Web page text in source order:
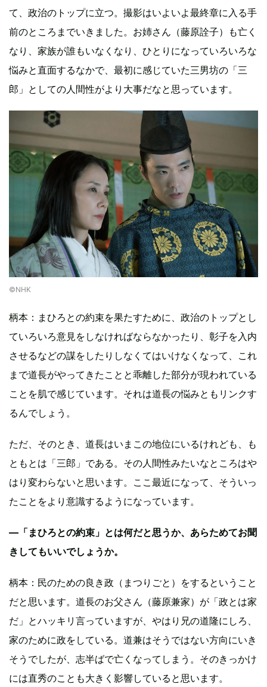
て、政治のトップに立つ。撮影はいよいよ最終章に入る手
前のところまでいきました。お姉さん（藤原詮子）も亡く
なり、家族が誰もいなくなり、ひとりになっていろいろな
悩みと直面するなかで、最初に感じていた三男坊の「三
郎」としての人間性がより大事だなと思っています。
©︎NHK
柄本：まひろとの約束を果たすために、政治のトップとし
ていろいろ意見をしなければならなかったり、彰子を入内
させるなどの謀をしたりしなくてはいけなくなって、これ
まで道長がやってきたことと乖離した部分が現われている
ことを肌で感じています。それは道長の悩みともリンクす
るんでしょう。
ただ、そのとき、道長はいまこの地位にいるけれども、も
ともとは「三郎」である。その人間性みたいなところはや
はり変わらないと思います。ここ最近になって、そういっ
たことをより意識するようになっています。
―「まひろとの約束」とは何だと思うか、あらためてお聞
きしてもいいでしょうか。
柄本：民のための良き政（まつりごと）をするということ
だと思います。道長のお父さん（藤原兼家）が「政とは家
だ」とハッキリ言っていますが、やはり兄の道隆にしろ、
家のために政をしている。道兼はそうではない方向にいき
そうでしたが、志半ばで亡くなってしまう。そのきっかけ
には直秀のことも大きく影響していると思います。